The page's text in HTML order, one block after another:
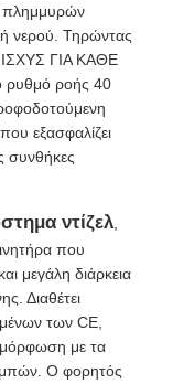
πλημμυρών
νερού. Τηρώντας
ΙΣΧΥΣ ΓΙΑ ΚΑΘΕ
ρυθμό ροής 40
εξασφαλίζει
συνθήκες
ντίζελ
που
μεγάλη διάρκεια
Διαθέτει
των CE,
με τα
Ο φορητός